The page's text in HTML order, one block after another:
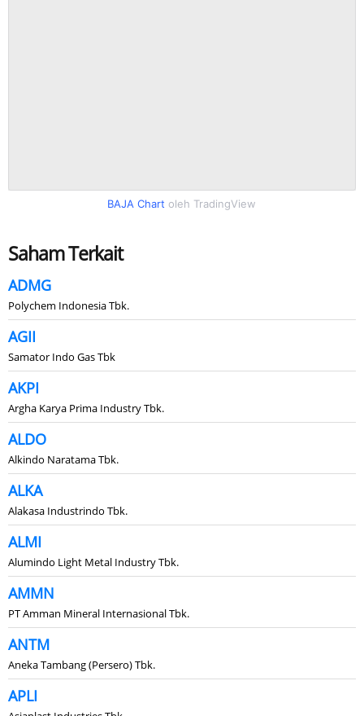
BAJA Chart oleh TradingView
Saham Terkait
ADMG
Polychem Indonesia Tbk.
AGII
Samator Indo Gas Tbk
AKPI
Argha Karya Prima Industry Tbk.
ALDO
Alkindo Naratama Tbk.
ALKA
Alakasa Industrindo Tbk.
ALMI
Alumindo Light Metal Industry Tbk.
AMMN
PT Amman Mineral Internasional Tbk.
ANTM
Aneka Tambang (Persero) Tbk.
APLI